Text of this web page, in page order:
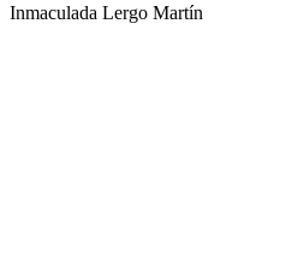
Inmaculada Lergo Martín